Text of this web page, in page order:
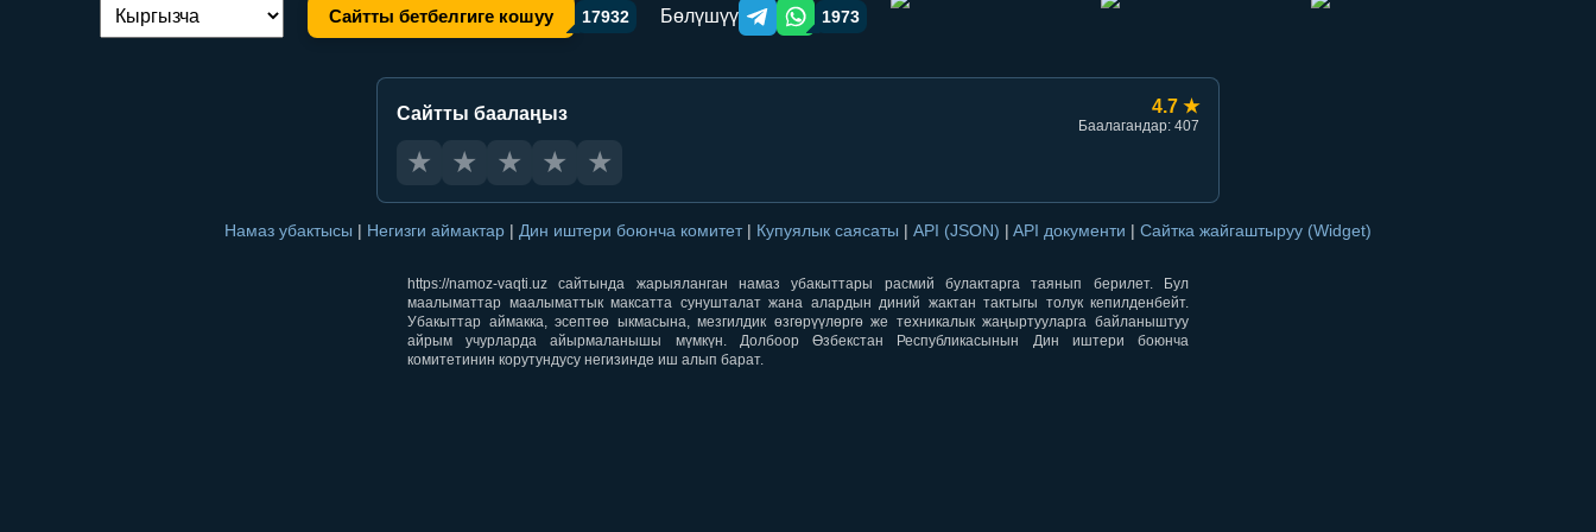
Тилди алмаштыруу: Сайтты бетбелгиге кошуу 17932 Бөлүшүү Telegram orqali ulashish
WhatsApp orqali ulashish
1973
Сайтты баалаңыз 4.7 ★
Баалагандар: 407
★ ★ ★ ★ ★
Намаз убактысы | Негизги аймактар | Дин иштери боюнча комитет | Купуялык саясаты | API (JSON) | API документи | Сайтка жайгаштыруу (Widget)
https://namoz-vaqti.uz сайтында жарыяланган намаз убакыттары расмий булактарга таянып берилет. Бул
маалыматтар маалыматтык максатта сунушталат жана алардын диний жактан тактыгы толук кепилденбейт.
Убакыттар аймакка, эсептөө ыкмасына, мезгилдик өзгөрүүлөргө же техникалык жаңыртууларга байланыштуу
айрым учурларда айырмаланышы мүмкүн. Долбоор Өзбекстан Республикасынын Дин иштери боюнча
комитетинин корутундусу негизинде иш алып барат.